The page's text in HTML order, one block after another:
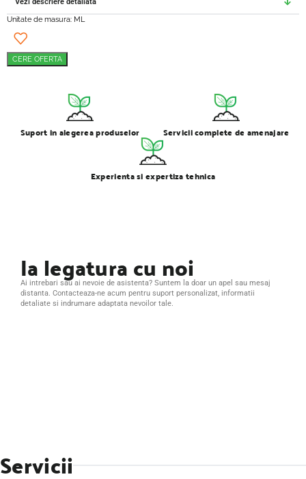
Unitate de masura: ML
CERE OFERTA
Suport in alegerea produselor Servicii complete de amenajare
Experienta si expertiza tehnica
Ia legatura cu noi
Ai intrebari sau ai nevoie de asistenta? Suntem la doar un apel sau mesaj
distanta. Contacteaza-ne acum pentru suport personalizat, informatii
detaliate si indrumare adaptata nevoilor tale.
Servicii